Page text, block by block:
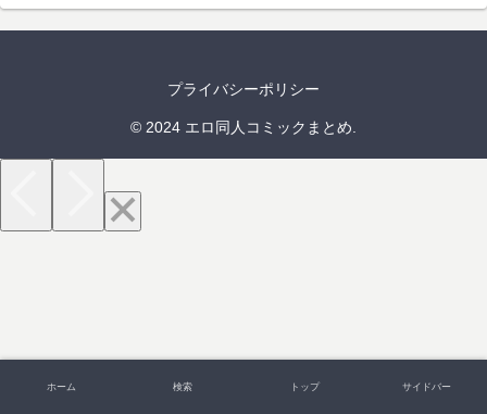
プライバシーポリシー
© 2024 エロ同人コミックまとめ.
ホーム 検索 トップ サイドバー